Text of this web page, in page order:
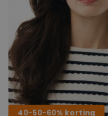
40-50-60% korting